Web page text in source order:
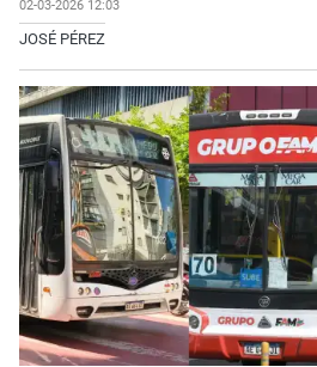
02-03-2026 12:03
JOSÉ PÉREZ